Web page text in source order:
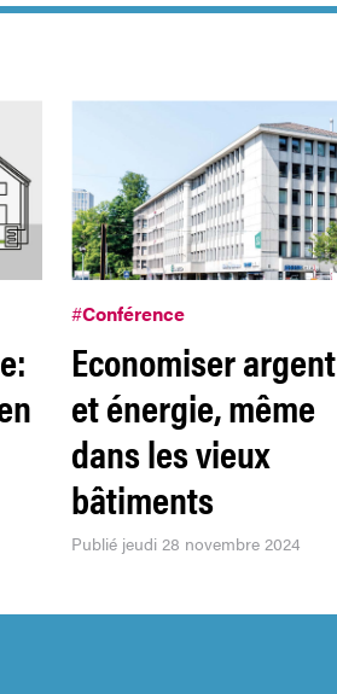
#Conférence
Economiser argent
et énergie, même
dans les vieux
bâtiments
Publié jeudi 28 novembre 2024